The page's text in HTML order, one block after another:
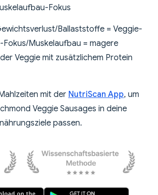
Fokus
Ballaststoffe = Veggie-
Muskelaufbau = magere
Veggie mit zusätzlichem Protein
mit der NutriScan App, um
Veggie Sausages in deine
passen.